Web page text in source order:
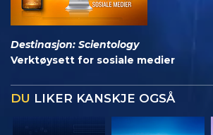
Destinasjon: Scientology
Verktøysett for sosiale medier
DU LIKER KANSKJE OGSÅ